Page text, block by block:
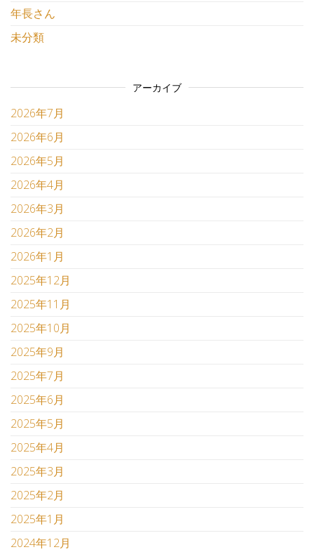
年長さん
未分類
アーカイブ
2026年7月
2026年6月
2026年5月
2026年4月
2026年3月
2026年2月
2026年1月
2025年12月
2025年11月
2025年10月
2025年9月
2025年7月
2025年6月
2025年5月
2025年4月
2025年3月
2025年2月
2025年1月
2024年12月